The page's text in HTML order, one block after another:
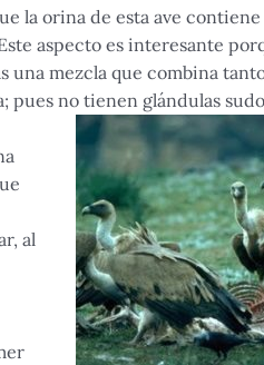
la orina de esta ave
aspecto es interesante
mezcla que combina
no tienen glándulas
al